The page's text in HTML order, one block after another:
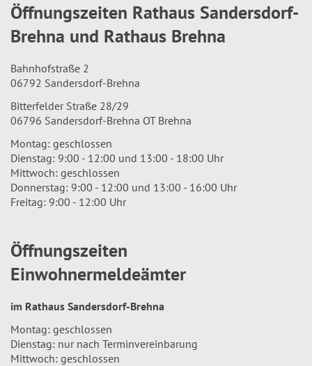
Öffnungszeiten Rathaus Sandersdorf-
Brehna und Rathaus Brehna
Bahnhofstraße 2
06792 Sandersdorf-Brehna
Bitterfelder Straße 28/29
06796 Sandersdorf-Brehna OT Brehna
Montag: geschlossen
Dienstag: 9:00 - 12:00 und 13:00 - 18:00 Uhr
Mittwoch: geschlossen
Donnerstag: 9:00 - 12:00 und 13:00 - 16:00 Uhr
Freitag: 9:00 - 12:00 Uhr
Öffnungszeiten
Einwohnermeldeämter
im Rathaus Sandersdorf-Brehna
Montag: geschlossen
Dienstag: nur nach Terminvereinbarung
Mittwoch: geschlossen